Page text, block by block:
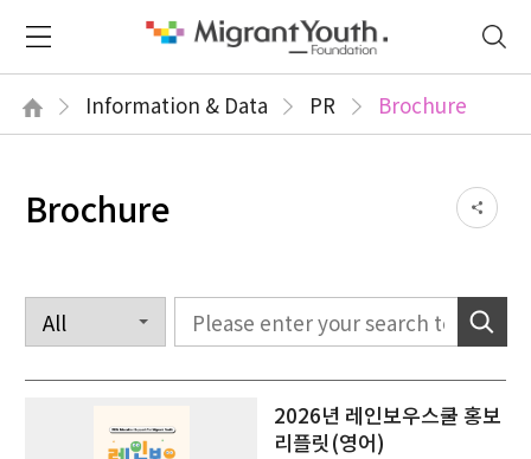
Information & Data PR Brochure
Brochure
2026년 레인보우스쿨 홍보
리플릿(영어)